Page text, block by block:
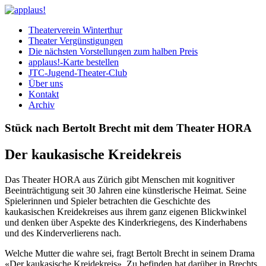
Theaterverein Winterthur
Theater Vergünstigungen
Die nächsten Vorstellungen zum halben Preis
applaus!-Karte bestellen
JTC-Jugend-Theater-Club
Über uns
Kontakt
Archiv
Stück nach Bertolt Brecht mit dem Theater HORA
Der kaukasische Kreidekreis
Das Theater HORA aus Zürich gibt Menschen mit kognitiver
Beeinträchtigung seit 30 Jahren eine künstlerische Heimat. Seine
Spielerinnen und Spieler betrachten die Geschichte des
kaukasischen Kreidekreises aus ihrem ganz eigenen Blickwinkel
und denken über Aspekte des Kinderkriegens, des Kinderhabens
und des Kinderverlierens nach.
Welche Mutter die wahre sei, fragt Bertolt Brecht in seinem Drama
«Der kaukasische Kreidekreis». Zu befinden hat darüber in Brechts